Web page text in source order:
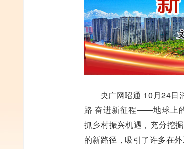
央广网昭通 10月24日
路 奋进新征程——地球上
抓乡村振兴机遇，充分挖
的新路径，吸引了许多在外